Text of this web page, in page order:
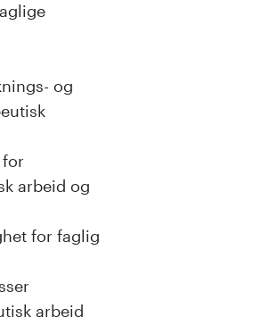
og
for
arbeid og
for faglig
arbeid